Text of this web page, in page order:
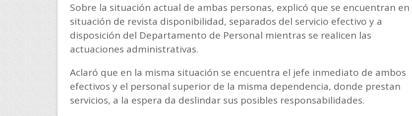
Sobre la situación actual de ambas personas, explicó que se encuentran en
situación de revista disponibilidad, separados del servicio efectivo y a
disposición del Departamento de Personal mientras se realicen las
actuaciones administrativas.
Aclaró que en la misma situación se encuentra el jefe inmediato de ambos
efectivos y el personal superior de la misma dependencia, donde prestan
servicios, a la espera da deslindar sus posibles responsabilidades.